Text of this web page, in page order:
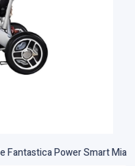
Fantastica Power Smart Mia